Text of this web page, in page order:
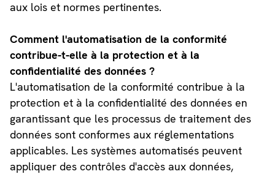
aux lois et normes pertinentes.
Comment l'automatisation de la conformité
contribue-t-elle à la protection et à la
confidentialité des données ?
L'automatisation de la conformité contribue à la
protection et à la confidentialité des données en
garantissant que les processus de traitement des
données sont conformes aux réglementations
applicables. Les systèmes automatisés peuvent
appliquer des contrôles d'accès aux données,